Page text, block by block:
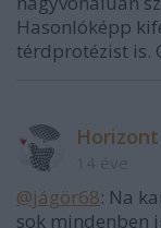
Hasonlóképp
térdprotézist is.
Horizont
@jágör68: Na
sok mindenben